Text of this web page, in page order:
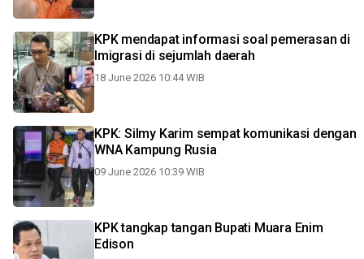
KPK mendapat informasi soal pemerasan di
Imigrasi di sejumlah daerah
18 June 2026 10:44 WIB
KPK: Silmy Karim sempat komunikasi dengan
WNA Kampung Rusia
09 June 2026 10:39 WIB
KPK tangkap tangan Bupati Muara Enim
Edison